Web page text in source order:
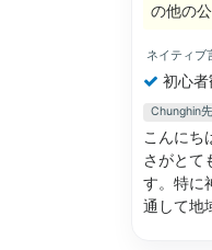
の他の
ネイティブ
初心者
Chunghin
こんにち
さがとて
す。特に
通して地